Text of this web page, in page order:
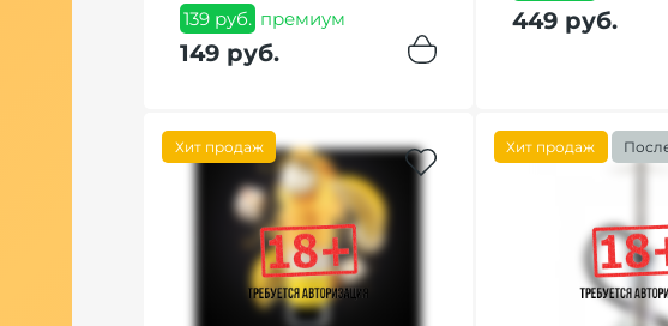
139 руб. премиум
149 руб.
449 руб.
Хит продаж Хит продаж